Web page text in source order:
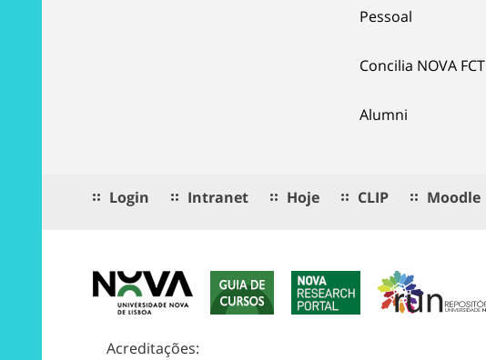
Pessoal
Concilia NOVA FCT
Alumni
Login Intranet Hoje CLIP Moodle
Acreditações: